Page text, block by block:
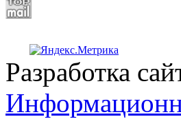
Разработка